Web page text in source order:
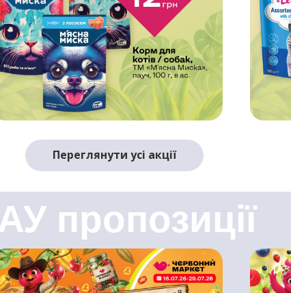
Переглянути усі акції
пропозиції